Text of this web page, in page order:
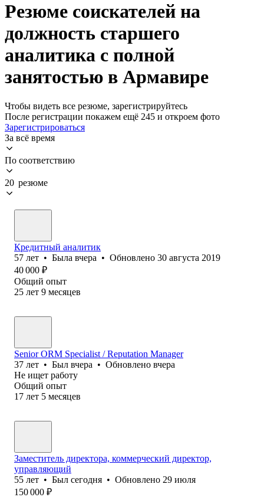
Резюме соискателей на
должность старшего
аналитика с полной
занятостью в Армавире
Чтобы видеть все резюме, зарегистрируйтесь
После регистрации покажем ещё 245 и откроем фото
Зарегистрироваться
За всё время
По соответствию
20 резюме
Кредитный аналитик
57 лет • Была вчера • Обновлено 30 августа 2019
40 000 ₽
Общий опыт
25 лет 9 месяцев
Senior ORM Specialist / Reputation Manager
37 лет • Был вчера • Обновлено вчера
Не ищет работу
Общий опыт
17 лет 5 месяцев
Заместитель директора, коммерческий директор,
управляющий
55 лет • Был сегодня • Обновлено 29 июля
150 000 ₽